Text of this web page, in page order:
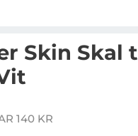
Skin Skal
140 KR